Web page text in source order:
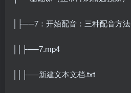
│├──7：开始配音：三种配音方法
││├──7.mp4
││├──新建文本文档.txt